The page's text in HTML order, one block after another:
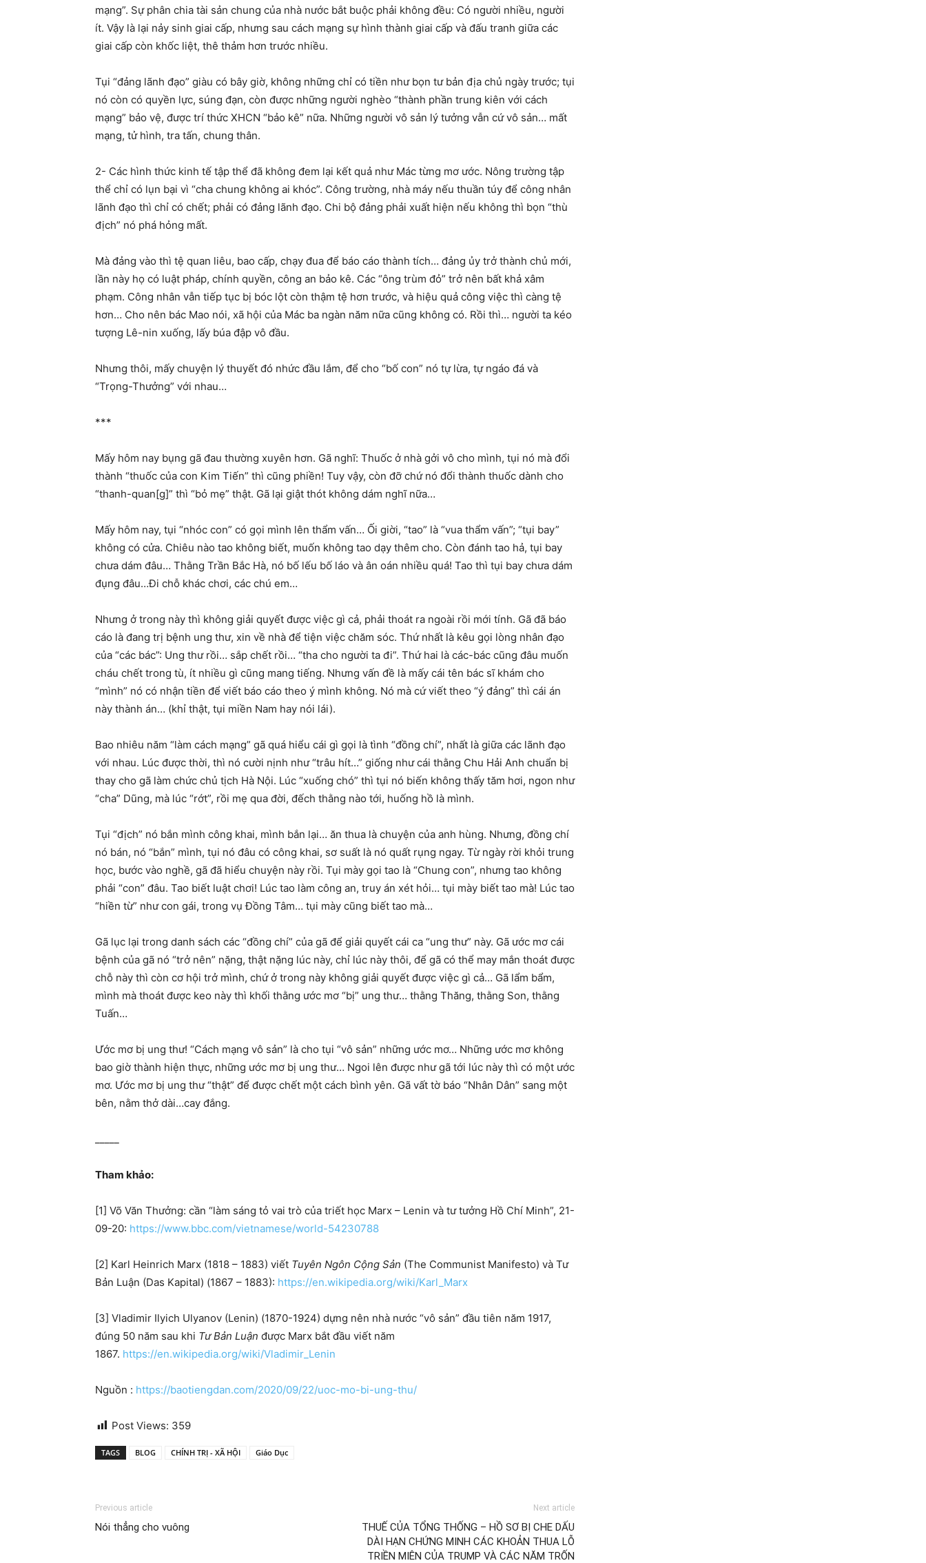
mạng”. Sự phân chia tài sản chung của nhà nước bắt buộc phải không đều: Có người nhiều, người
ít. Vậy là lại nảy sinh giai cấp, nhưng sau cách mạng sự hình thành giai cấp và đấu tranh giữa các
giai cấp còn khốc liệt, thê thảm hơn trước nhiều.
Tụi “đảng lãnh đạo” giàu có bây giờ, không những chỉ có tiền như bọn tư bản địa chủ ngày trước; tụi
nó còn có quyền lực, súng đạn, còn được những người nghèo “thành phần trung kiên với cách
mạng” bảo vệ, được trí thức XHCN “bảo kê” nữa. Những người vô sản lý tưởng vẫn cứ vô sản… mất
mạng, tử hình, tra tấn, chung thân.
2- Các hình thức kinh tế tập thể đã không đem lại kết quả như Mác từng mơ ước. Nông trường tập
thể chỉ có lụn bại vì “cha chung không ai khóc”. Công trường, nhà máy nếu thuần túy để công nhân
lãnh đạo thì chỉ có chết; phải có đảng lãnh đạo. Chi bộ đảng phải xuất hiện nếu không thì bọn “thù
địch” nó phá hỏng mất.
Mà đảng vào thì tệ quan liêu, bao cấp, chạy đua để báo cáo thành tích… đảng ủy trở thành chủ mới,
lần này họ có luật pháp, chính quyền, công an bảo kê. Các “ông trùm đỏ” trở nên bất khả xâm
phạm. Công nhân vẫn tiếp tục bị bóc lột còn thậm tệ hơn trước, và hiệu quả công việc thì càng tệ
hơn… Cho nên bác Mao nói, xã hội của Mác ba ngàn năm nữa cũng không có. Rồi thì… người ta kéo
tượng Lê-nin xuống, lấy búa đập vô đầu.
Nhưng thôi, mấy chuyện lý thuyết đó nhức đầu lắm, để cho “bố con” nó tự lừa, tự ngáo đá và
“Trọng-Thưởng” với nhau…
***
Mấy hôm nay bụng gã đau thường xuyên hơn. Gã nghĩ: Thuốc ở nhà gởi vô cho mình, tụi nó mà đổi
thành “thuốc của con Kim Tiến” thì cũng phiền! Tuy vậy, còn đỡ chứ nó đổi thành thuốc dành cho
“thanh-quan[g]” thì “bỏ mẹ” thật. Gã lại giật thót không dám nghĩ nữa…
Mấy hôm nay, tụi “nhóc con” có gọi mình lên thẩm vấn… Ối giời, “tao” là “vua thẩm vấn”; “tụi bay”
không có cửa. Chiêu nào tao không biết, muốn không tao dạy thêm cho. Còn đánh tao hả, tụi bay
chưa dám đâu… Thằng Trần Bắc Hà, nó bố lếu bố láo và ân oán nhiều quá! Tao thì tụi bay chưa dám
đụng đâu…Đi chỗ khác chơi, các chú em…
Nhưng ở trong này thì không giải quyết được việc gì cả, phải thoát ra ngoài rồi mới tính. Gã đã báo
cáo là đang trị bệnh ung thư, xin về nhà để tiện việc chăm sóc. Thứ nhất là kêu gọi lòng nhân đạo
của “các bác”: Ung thư rồi… sắp chết rồi… “tha cho người ta đi”. Thứ hai là các-bác cũng đâu muốn
cháu chết trong tù, ít nhiều gì cũng mang tiếng. Nhưng vấn đề là mấy cái tên bác sĩ khám cho
“mình” nó có nhận tiền để viết báo cáo theo ý mình không. Nó mà cứ viết theo “ý đảng” thì cái án
này thành án… (khỉ thật, tụi miền Nam hay nói lái).
Bao nhiêu năm “làm cách mạng” gã quá hiểu cái gì gọi là tình “đồng chí”, nhất là giữa các lãnh đạo
với nhau. Lúc được thời, thì nó cười nịnh như “trâu hít…” giống như cái thằng Chu Hải Anh chuẩn bị
thay cho gã làm chức chủ tịch Hà Nội. Lúc “xuống chó” thì tụi nó biến không thấy tăm hơi, ngon như
“cha” Dũng, mà lúc “rớt”, rồi mẹ qua đời, đếch thằng nào tới, huống hồ là mình.
Tụi “địch” nó bắn mình công khai, mình bắn lại… ăn thua là chuyện của anh hùng. Nhưng, đồng chí
nó bán, nó “bắn” mình, tụi nó đâu có công khai, sơ suất là nó quất rụng ngay. Từ ngày rời khỏi trung
học, bước vào nghề, gã đã hiểu chuyện này rồi. Tụi mày gọi tao là “Chung con”, nhưng tao không
phải “con” đâu. Tao biết luật chơi! Lúc tao làm công an, truy án xét hỏi… tụi mày biết tao mà! Lúc tao
“hiền từ” như con gái, trong vụ Đồng Tâm… tụi mày cũng biết tao mà…
Gã lục lại trong danh sách các “đồng chí” của gã để giải quyết cái ca “ung thư” này. Gã ước mơ cái
bệnh của gã nó “trở nên” nặng, thật nặng lúc này, chỉ lúc này thôi, để gã có thể may mắn thoát được
chỗ này thì còn cơ hội trở mình, chứ ở trong này không giải quyết được việc gì cả… Gã lẩm bẩm,
mình mà thoát được keo này thì khối thằng ước mơ “bị” ung thư… thằng Thăng, thằng Son, thằng
Tuấn…
Ước mơ bị ung thư! “Cách mạng vô sản” là cho tụi “vô sản” những ước mơ… Những ước mơ không
bao giờ thành hiện thực, những ước mơ bị ung thư… Ngoi lên được như gã tới lúc này thì có một ước
mơ. Ước mơ bị ung thư “thật” để được chết một cách bình yên. Gã vất tờ báo “Nhân Dân” sang một
bên, nằm thở dài…cay đắng.
Tham khảo:
[1] Võ Văn Thưởng: cần “làm sáng tỏ vai trò của triết học Marx – Lenin và tư tưởng Hồ Chí Minh”, 21-
09-20: https://www.bbc.com/vietnamese/world-54230788
[2] Karl Heinrich Marx (1818 – 1883) viết Tuyên Ngôn Cộng Sản (The Communist Manifesto) và Tư
Bản Luận (Das Kapital) (1867 – 1883): https://en.wikipedia.org/wiki/Karl_Marx
[3] Vladimir Ilyich Ulyanov (Lenin) (1870-1924) dựng nên nhà nước “vô sản” đầu tiên năm 1917,
đúng 50 năm sau khi Tư Bản Luận được Marx bắt đầu viết năm
1867. https://en.wikipedia.org/wiki/Vladimir_Lenin
Nguồn : https://baotiengdan.com/2020/09/22/uoc-mo-bi-ung-thu/
Post Views: 359
TAGS BLOG CHÍNH TRỊ - XÃ HỘI Giáo Dục
Previous article
Nói thẳng cho vuông
Next article
THUẾ CỦA TỔNG THỐNG – HỒ SƠ BỊ CHE DẤU
DÀI HẠN CHỨNG MINH CÁC KHOẢN THUA LỖ
TRIỀN MIÊN CỦA TRUMP VÀ CÁC NĂM TRỐN